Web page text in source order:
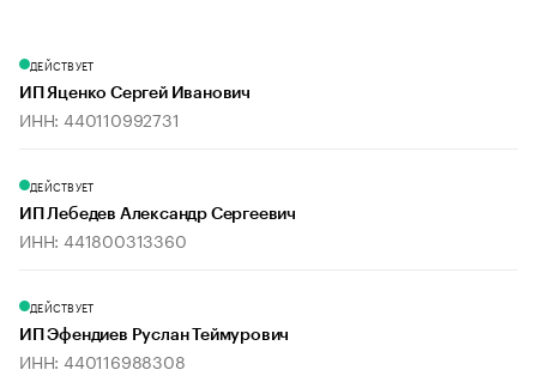
ДЕЙСТВУЕТ
ИП Яценко Сергей Иванович
ИНН: 440110992731
ДЕЙСТВУЕТ
ИП Лебедев Александр Сергеевич
ИНН: 441800313360
ДЕЙСТВУЕТ
ИП Эфендиев Руслан Теймурович
ИНН: 440116988308